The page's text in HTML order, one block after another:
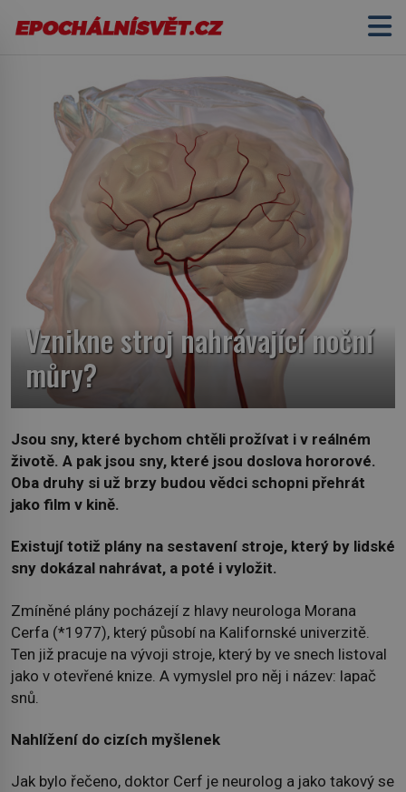
Vznikne stroj nahrávající noční
můry?
Jsou sny, které bychom chtěli prožívat i v reálném
životě. A pak jsou sny, které jsou doslova hororové.
Oba druhy si už brzy budou vědci schopni přehrát
jako film v kině.
Existují totiž plány na sestavení stroje, který by lidské
sny dokázal nahrávat, a poté i vyložit.
Zmíněné plány pocházejí z hlavy neurologa Morana
Cerfa (*1977), který působí na Kalifornské univerzitě.
Ten již pracuje na vývoji stroje, který by ve snech listoval
jako v otevřené knize. A vymyslel pro něj i název: lapač
snů.
Nahlížení do cizích myšlenek
Jak bylo řečeno, doktor Cerf je neurolog a jako takový se